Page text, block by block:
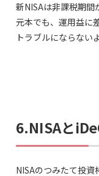
新NISAは非課税期
元本でも、運用益に
トラブルにならない
6.NISAと
NISAのつみたて投